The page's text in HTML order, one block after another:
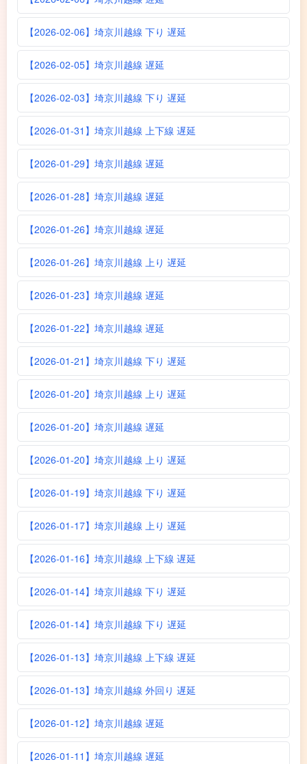
【2026-02-06】埼京川越線 下り 遅延
【2026-02-05】埼京川越線 遅延
【2026-02-03】埼京川越線 下り 遅延
【2026-01-31】埼京川越線 上下線 遅延
【2026-01-29】埼京川越線 遅延
【2026-01-28】埼京川越線 遅延
【2026-01-26】埼京川越線 遅延
【2026-01-26】埼京川越線 上り 遅延
【2026-01-23】埼京川越線 遅延
【2026-01-22】埼京川越線 遅延
【2026-01-21】埼京川越線 下り 遅延
【2026-01-20】埼京川越線 上り 遅延
【2026-01-20】埼京川越線 遅延
【2026-01-20】埼京川越線 上り 遅延
【2026-01-19】埼京川越線 下り 遅延
【2026-01-17】埼京川越線 上り 遅延
【2026-01-16】埼京川越線 上下線 遅延
【2026-01-14】埼京川越線 下り 遅延
【2026-01-14】埼京川越線 下り 遅延
【2026-01-13】埼京川越線 上下線 遅延
【2026-01-13】埼京川越線 外回り 遅延
【2026-01-12】埼京川越線 遅延
【2026-01-11】埼京川越線 遅延